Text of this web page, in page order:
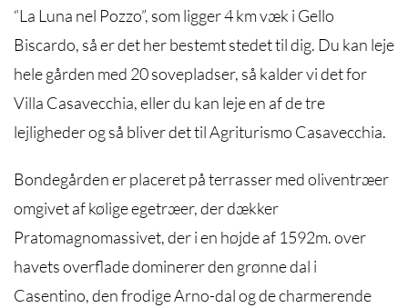
“La Luna nel Pozzo”, som ligger 4 km væk i Gello
Biscardo, så er det her bestemt stedet til dig. Du kan leje
hele gården med 20 sovepladser, så kalder vi det for
Villa Casavecchia, eller du kan leje en af de tre
lejligheder og så bliver det til Agriturismo Casavecchia.
Bondegården er placeret på terrasser med oliventræer
omgivet af kølige egetræer, der dækker
Pratomagnomassivet, der i en højde af 1592m. over
havets overflade dominerer den grønne dal i
Casentino, den frodige Arno-dal og de charmerende